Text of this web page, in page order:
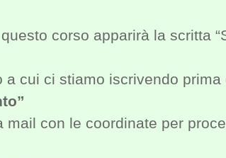
corso apparirà la scritta
a cui ci stiamo iscrivendo prima
con le coordinate per